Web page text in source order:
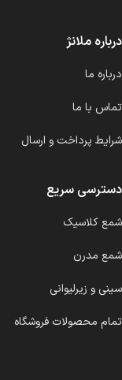
درباره ملانژ
درباره ما
تماس با ما
شرایط پرداخت و ارسال
دسترسی سریع
شمع کلاسیک
شمع مدرن
سینی و زیرلیوانی
تمام محصولات فروشگاه